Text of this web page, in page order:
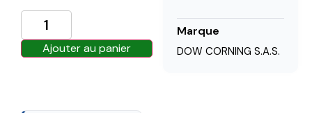
Ajouter au panier
Marque
DOW CORNING S.A.S.